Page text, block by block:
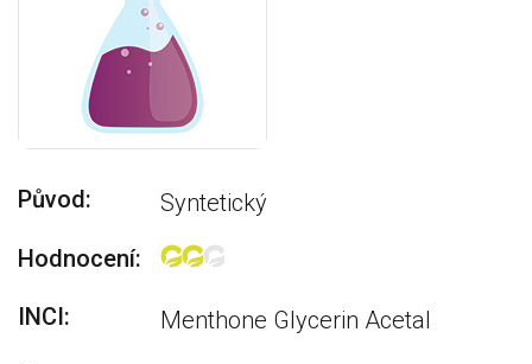
Původ:
Syntetický
Hodnocení:
INCI:
Menthone Glycerin Acetal